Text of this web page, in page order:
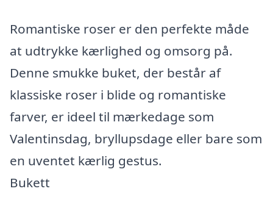
Romantiske roser er den perfekte måde
at udtrykke kærlighed og omsorg på.
Denne smukke buket, der består af
klassiske roser i blide og romantiske
farver, er ideel til mærkedage som
Valentinsdag, bryllupsdage eller bare som
en uventet kærlig gestus.
Bukett